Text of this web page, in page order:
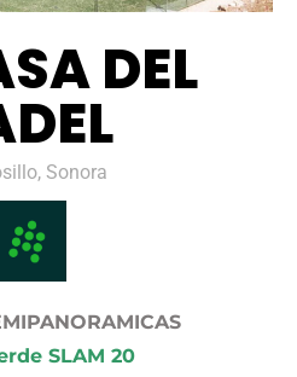
DEL
Sonora
SLAM 20